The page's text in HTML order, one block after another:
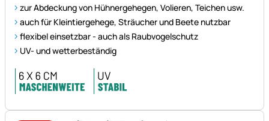
zur Abdeckung von Hühnergehegen, Volieren, Teichen usw.
auch für Kleintiergehege, Sträucher und Beete nutzbar
flexibel einsetzbar - auch als Raubvogelschutz
UV- und wetterbeständig